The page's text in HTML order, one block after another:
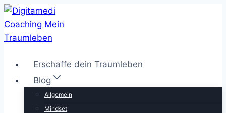
Zum
Inhalt
springen
Erschaffe dein Traumleben
Blog
Allgemein
Mindset